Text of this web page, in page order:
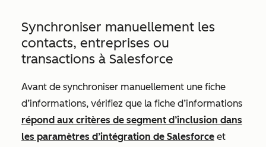
Synchroniser manuellement les
contacts, entreprises ou
transactions à Salesforce
Avant de synchroniser manuellement une fiche
d’informations, vérifiez que la fiche d’informations
répond aux critères de segment d’inclusion dans
les paramètres d’intégration de Salesforce et